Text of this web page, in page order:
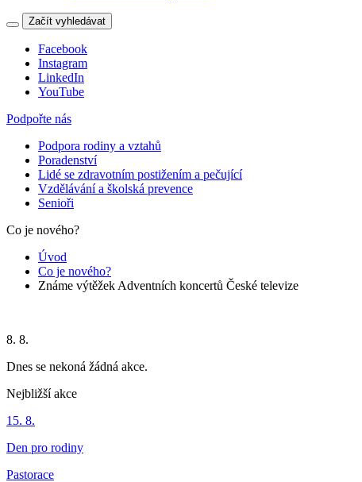
Začít vyhledávat
Facebook
Instagram
LinkedIn
YouTube
Podpořte nás
Podpora rodiny a vztahů
Poradenství
Lidé se zdravotním postižením a pečující
Vzdělávání a školská prevence
Senioři
Co je nového?
Úvod
Co je nového?
Známe výtěžek Adventních koncertů České televize
8. 8.
Dnes se nekoná žádná akce.
Nejbližší akce
15. 8.
Den pro rodiny
Pastorace